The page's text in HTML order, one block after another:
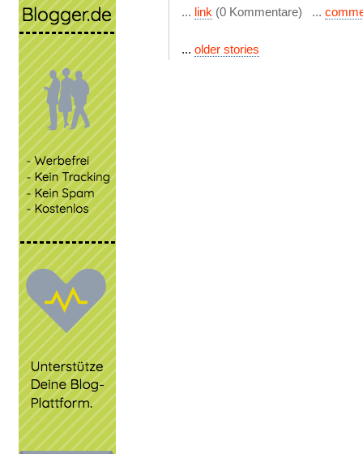
... link (0 Kommentare) ...
... older stories